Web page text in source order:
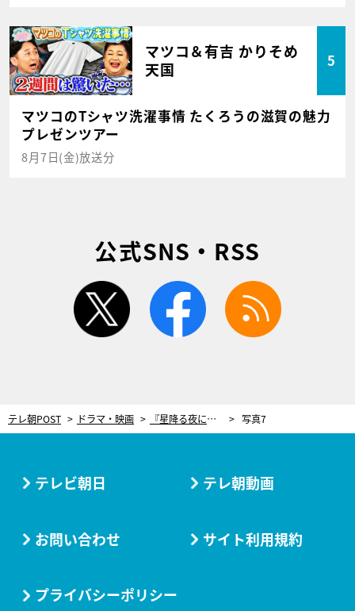
マツコ＆有吉 かりそめ
天国
5
マツコのTシャツ洗濯事情 たくろうの滋賀の魅力
プレゼンツアー
8月7日(金)放送分
公式SNS・RSS
twitter facebook
テレ朝POST ドラマ・映画 『星降る夜に』第3話、一星（北村匠海）のワンコ感がフルスロットルに！あまりに尊かった朝の海岸の幸せな時間 写真7
テレビ朝日 テレ朝動画
お問い合わせ サイト利用規約
プライバシーポリシー